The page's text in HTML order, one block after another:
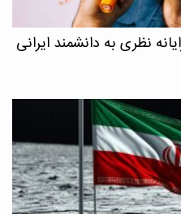
نظری به دانشمند ایرانی